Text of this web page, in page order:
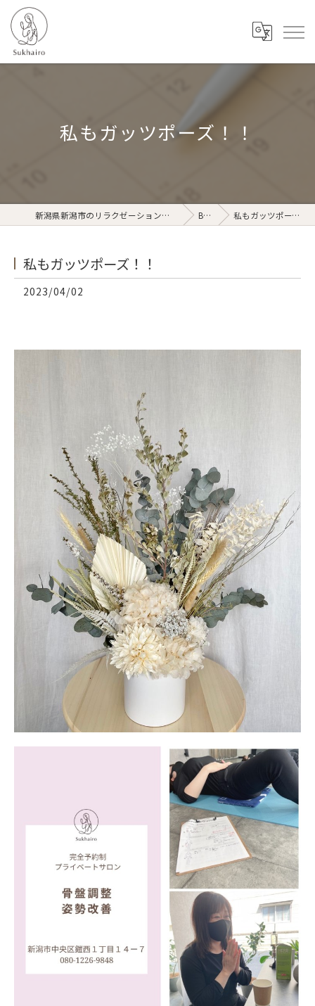
私もガッツポーズ！！
新潟県新潟市のリラクゼーションならSukhairo Blog 私もガッツポーズ！！
私もガッツポーズ！！
2023/04/02